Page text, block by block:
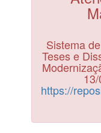
Sistema
Teses e
https://